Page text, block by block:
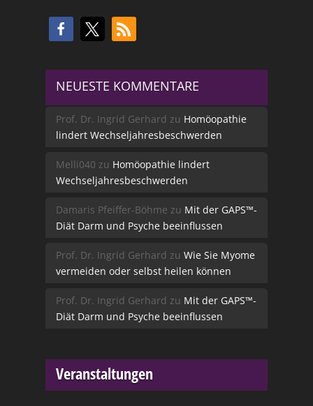
NEUESTE KOMMENTARE
Prof. Dr. Ingrid Gerhard zu Homöopathie
lindert Wechseljahresbeschwerden
Melli040 zu Homöopathie lindert
Wechseljahresbeschwerden
Damaris Pfeiffer-Böhme zu Mit der GAPS™-
Diät Darm und Psyche beeinflussen
Prof. Dr. Ingrid Gerhard zu Wie Sie Myome
vermeiden oder selbst heilen können
Prof. Dr. Ingrid Gerhard zu Mit der GAPS™-
Diät Darm und Psyche beeinflussen
Veranstaltungen